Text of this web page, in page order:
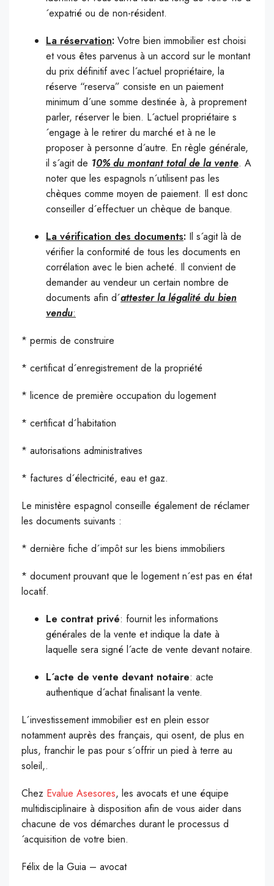
´expatrié ou de non-résident.
La réservation: Votre bien immobilier est choisi
et vous êtes parvenus à un accord sur le montant
du prix définitif avec l´actuel propriétaire, la
réserve “reserva” consiste en un paiement
minimum d´une somme destinée à, à proprement
parler, réserver le bien. L´actuel propriétaire s
´engage à le retirer du marché et à ne le
proposer à personne d´autre. En règle générale,
il s´agit de 10% du montant total de la vente. A
noter que les espagnols n´utilisent pas les
chèques comme moyen de paiement. Il est donc
conseiller d´effectuer un chèque de banque.
La vérification des documents: Il s´agit là de
vérifier la conformité de tous les documents en
corrélation avec le bien acheté. Il convient de
demander au vendeur un certain nombre de
documents afin d´attester la légalité du bien
vendu:
* permis de construire
* certificat d´enregistrement de la propriété
* licence de première occupation du logement
* certificat d´habitation
* autorisations administratives
* factures d´électricité, eau et gaz.
Le ministère espagnol conseille également de réclamer
les documents suivants :
* dernière fiche d´impôt sur les biens immobiliers
* document prouvant que le logement n´est pas en état
locatif.
Le contrat privé: fournit les informations
générales de la vente et indique la date à
laquelle sera signé l´acte de vente devant notaire.
L´acte de vente devant notaire: acte
authentique d´achat finalisant la vente.
L´investissement immobilier est en plein essor
notamment auprès des français, qui osent, de plus en
plus, franchir le pas pour s´offrir un pied à terre au
soleil,.
Chez Evalue Asesores, les avocats et une équipe
multidisciplinaire à disposition afin de vous aider dans
chacune de vos démarches durant le processus d
´acquisition de votre bien.
Félix de la Guia – avocat